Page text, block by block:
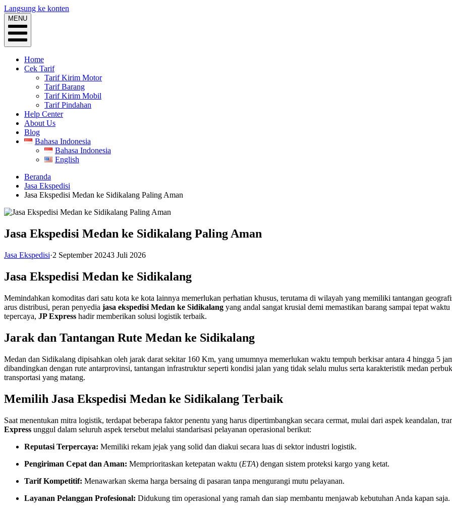
Langsung ke konten
MENU
Home
Cek Tarif
Tarif Kirim Motor
Tarif Barang
Tarif Kirim Mobil
Tarif Pindahan
Help Center
About Us
Blog
Bahasa Indonesia
Bahasa Indonesia
English
Beranda
Jasa Ekspedisi
Jasa Ekspedisi Medan ke Sidikalang Paling Aman
Jasa Ekspedisi Medan ke Sidikalang Paling Aman
Jasa Ekspedisi·2 September 20243 Juli 2026
Jasa Ekspedisi Medan ke Sidikalang
Memindahkan komoditas dari satu kota ke kota lainnya memerlukan perhatian khusus, terutama di wilayah yang memiliki tantangan
arus distribusi, peran penyedia jasa ekspedisi Medan ke Sidikalang yang andal sangat krusial demi memastikan barang sampai tepat
tepercaya, JP Express hadir memberikan solusi logistik terbaik.
Jarak dan Tantangan Rute Medan ke Sidikalang
Medan dan Sidikalang dipisahkan oleh jarak darat sekitar 160 Km, yang umumnya memerlukan waktu tempuh berkisar antara 4 hingga 5
dibandingkan dengan rute antarprovinsi, tantangan infrastruktur seperti kondisi jalan yang tidak selalu mulus serta karakteristik medan
transportasi yang matang.
Memilih Jasa Ekspedisi Medan ke Sidikalang Terbaik
Saat menentukan mitra logistik, terdapat beberapa faktor penentu yang harus dipertimbangkan secara cermat, mulai dari aspek keandalan,
Express unggul dalam seluruh aspek tersebut melalui standarisasi pelayanan operasional berikut:
Reputasi Terpercaya: Memiliki rekam jejak yang solid dan diakui secara luas di sektor industri logistik.
Pengiriman Cepat dan Aman: Memprioritaskan ketepatan waktu (ETA) dengan sistem proteksi kargo yang ketat.
Tarif Kompetitif: Menawarkan skema harga bersaing di pasaran tanpa mengurangi mutu pelayanan.
Layanan Pelanggan Profesional: Didukung tim operasional yang ramah dan siap membantu menjawab kebutuhan Anda kapan saja.